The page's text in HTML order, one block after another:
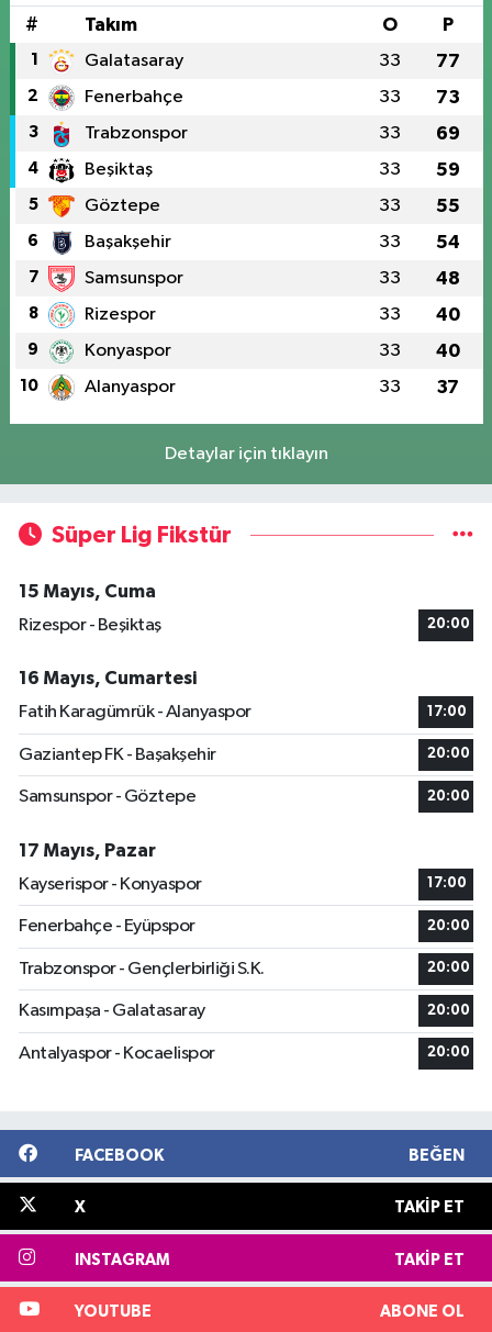
# Takım O P
1 Galatasaray 33 77
2 Fenerbahçe 33 73
3 Trabzonspor 33 69
4 Beşiktaş 33 59
5 Göztepe 33 55
6 Başakşehir 33 54
7 Samsunspor 33 48
8 Rizespor 33 40
9 Konyaspor 33 40
10 Alanyaspor 33 37
Detaylar için tıklayın
Süper Lig Fikstür
15 Mayıs, Cuma
Rizespor - Beşiktaş
20:00
16 Mayıs, Cumartesi
Fatih Karagümrük - Alanyaspor
17:00
Gaziantep FK - Başakşehir 20:00
Samsunspor - Göztepe 20:00
17 Mayıs, Pazar
Kayserispor - Konyaspor
17:00
Fenerbahçe - Eyüpspor 20:00
Trabzonspor - Gençlerbirliği S.K. 20:00
Kasımpaşa - Galatasaray 20:00
Antalyaspor - Kocaelispor 20:00
FACEBOOK BEĞEN
X TAKIP ET
INSTAGRAM TAKIP ET
YOUTUBE ABONE OL